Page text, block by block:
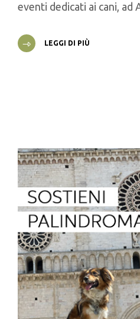
eventi dedicati ai cani, ad
LEGGI DI PIÙ